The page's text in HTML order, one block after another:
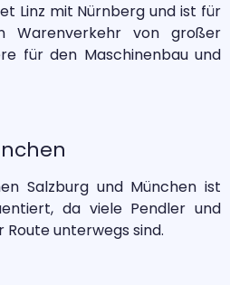
Linz mit Nürnberg und ist für
Warenverkehr von großer
für den Maschinenbau und
Salzburg und München ist
da viele Pendler und
unterwegs sind.